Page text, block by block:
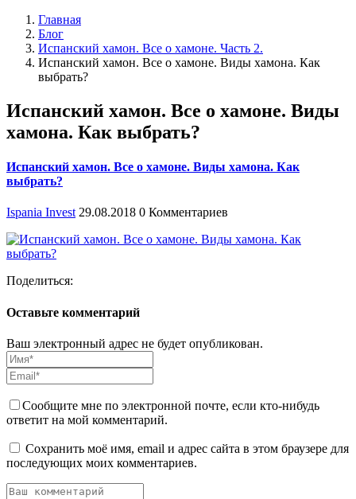
Главная
Блог
Испанский хамон. Все о хамоне. Часть 2.
Испанский хамон. Все о хамоне. Виды хамона. Как
выбрать?
Испанский хамон. Все о хамоне. Виды
хамона. Как выбрать?
Испанский хамон. Все о хамоне. Виды хамона. Как
выбрать?
Ispania Invest 29.08.2018 0 Комментариев
Поделиться:
Оставьте комментарий
Ваш электронный адрес не будет опубликован.
Сообщите мне по электронной почте, если кто-нибудь
ответит на мой комментарий.
Сохранить моё имя, email и адрес сайта в этом браузере для
последующих моих комментариев.